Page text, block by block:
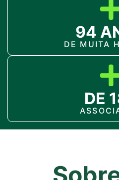
94
DE MUITA
DE